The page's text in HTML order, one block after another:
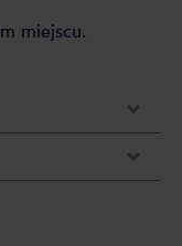
miejscu.